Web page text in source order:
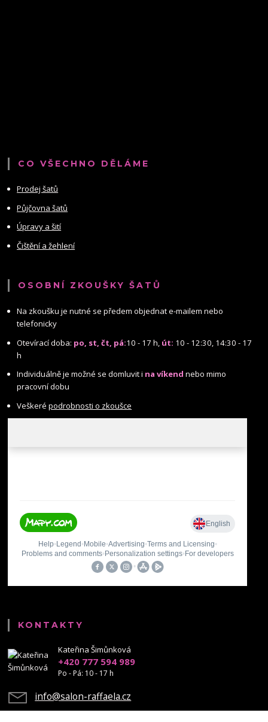
CO VŠECHNO DĚLÁME
Prodej šatů
Půjčovna šatů
Úpravy a šití
Čištění a žehlení
OSOBNÍ ZKOUŠKY ŠATŮ
Na zkoušku je nutné se předem objednat e-mailem nebo
telefonicky
Otevírací doba: po, st, čt, pá:10 - 17 h, út: 10 - 12:30, 14:30 - 17
h
Individuálně je možné se domluvit i na víkend nebo mimo
pracovní dobu
Veškerépodrobnosti o zkoušce
KONTAKTY
Kateřina Šimůnková
+420 777 594 989
Po - Pá: 10 - 17 h
info@salon-raffaela.cz